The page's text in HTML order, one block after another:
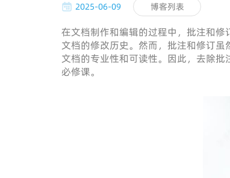
2025-06-09 博客列表
在文档制作和编辑的过程中，批注和
文档的修改历史。然而，批注和修订
文档的专业性和可读性。因此，去除
必修课。